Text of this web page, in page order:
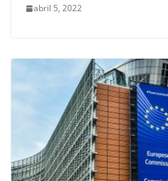
abril 5, 2022